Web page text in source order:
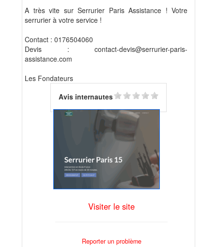
A très vite sur Serrurier Paris Assistance ! Votre
serrurier à votre service !
Contact : 0176504060
Devis : contact-devis@serrurier-paris-
assistance.com
Les Fondateurs
Avis internautes
Visiter le site
Reporter un problème